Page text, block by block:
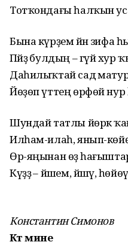
Тотҡондағы һалҡын
Бына күрҙем йәнә зифа
Пәйҙә булдың – гүйә хур
Даһилыҡтай садә
Йөҙөп үттең өрфөй
Шундай татлы йөрәк
Илһам-илаһ, янып-
Өр-яңынан өҙә
Күҙҙә – йәшем, йәшәү,
Константин Симонов
Көт мине